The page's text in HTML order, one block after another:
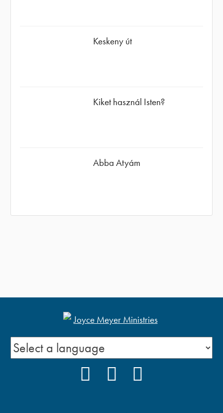
Keskeny út
Kiket használ Isten?
Abba Atyám